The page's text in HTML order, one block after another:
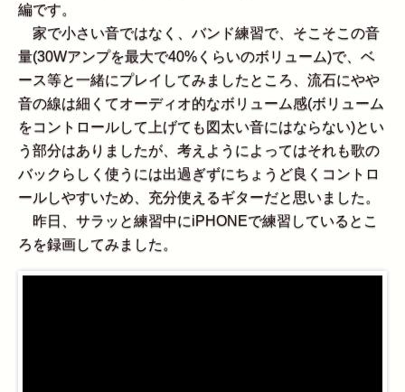
編です。
家で小さい音ではなく、バンド練習で、そこそこの音
量(30Wアンプを最大で40%くらいのボリューム)で、ベ
ース等と一緒にプレイしてみましたところ、流石にやや
音の線は細くてオーディオ的なボリューム感(ボリューム
をコントロールして上げても図太い音にはならない)とい
う部分はありましたが、考えようによってはそれも歌の
バックらしく使うには出過ぎずにちょうど良くコントロ
ールしやすいため、充分使えるギターだと思いました。
昨日、サラッと練習中にiPHONEで練習しているとこ
ろを録画してみました。